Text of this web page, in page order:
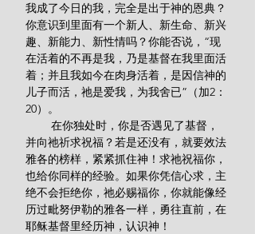
我成了今日的我，完全是出于神的恩典？
你意识到里面有一个新人、新生命、新兴
趣、新能力、新性情吗？你能否说，“现
在活着的不再是我，乃是基督在我里面活
着；并且我如今在肉身活着，是因信神的
儿子而活，祂是爱我，为我舍已”（加2：
20）。
并向祂祈求祝福？若是还没有，就要效法
雅各的榜样，紧紧抓住神！求祂祝福你，
也给你同样的经验。如果你凭信心求，主
绝不会拒绝你，祂必赐福你，你就能像经
历过毗努伊勒的雅各一样，勇往直前，在
耶稣基督里经历神，认识神！